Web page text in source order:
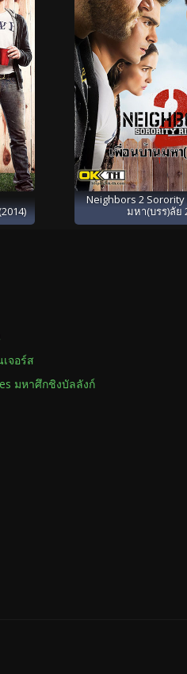
Neighbors 2
มหา(บรร)ลัย
เจอร์ส
มหาศึกชิงบัลลังก์